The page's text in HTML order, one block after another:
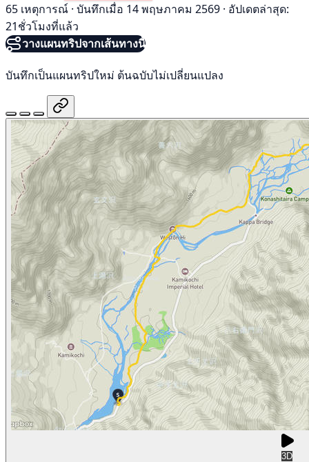
65 เหตุการณ์ · บันทึกเมื่อ 14 พฤษภาคม 2569 · อัปเดตล่าสุด:
21ชั่วโมงที่แล้ว
วางแผนทริปจากเส้นทางนี้
บันทึกเป็นแผนทริปใหม่ ต้นฉบับไม่เปลี่ยนแปลง
3D